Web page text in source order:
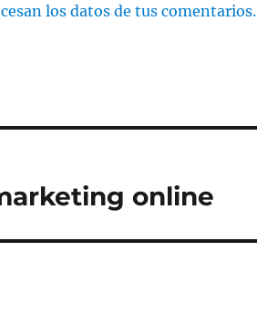
los datos de tus comentarios.
online